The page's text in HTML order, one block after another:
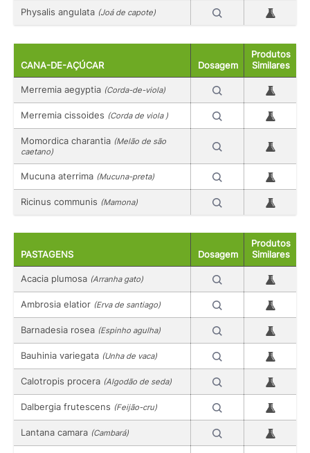
Physalis angulata (Joá de capote)
CANA-DE-AÇÚCAR Dosagem
Produtos
Similares
Merremia aegyptia (Corda-de-viola)
Merremia cissoides (Corda de viola )
Momordica charantia (Melão de são
caetano)
Mucuna aterrima (Mucuna-preta)
Ricinus communis (Mamona)
PASTAGENS Dosagem
Produtos
Similares
Acacia plumosa (Arranha gato)
Ambrosia elatior (Erva de santiago)
Barnadesia rosea (Espinho agulha)
Bauhinia variegata (Unha de vaca)
Calotropis procera (Algodão de seda)
Dalbergia frutescens (Feijão-cru)
Lantana camara (Cambará)